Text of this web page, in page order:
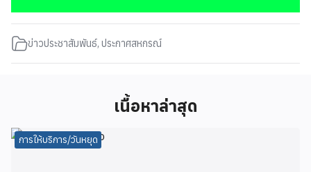
ข่าวประชาสัมพันธ์, ประกาศสหกรณ์
เนื้อหาล่าสุด
การให้บริการ/วันหยุด